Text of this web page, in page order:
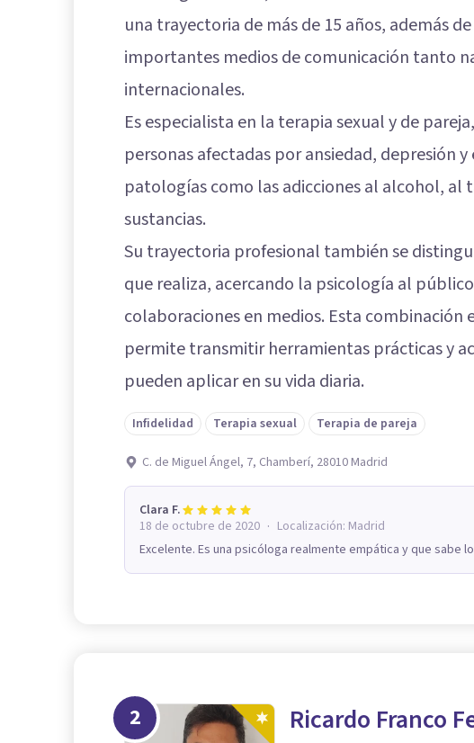
una trayectoria de más de 15 años, además
importantes medios de comunicación tanto
internacionales.
Es especialista en la terapia sexual y de
personas afectadas por ansiedad, depresión
patologías como las adicciones al alcohol, al
sustancias.
Su trayectoria profesional también se
que realiza, acercando la psicología al
colaboraciones en medios. Esta
permite transmitir herramientas prácticas y
pueden aplicar en su vida diaria.
Infidelidad Terapia sexual Terapia de pareja
C. de Miguel Ángel, 7, Chamberí, 28010 Madrid
Clara F.
18 de octubre de 2020 · Localización: Madrid
Excelente. Es una psicóloga realmente empática y que sabe
2 Ricardo Franco